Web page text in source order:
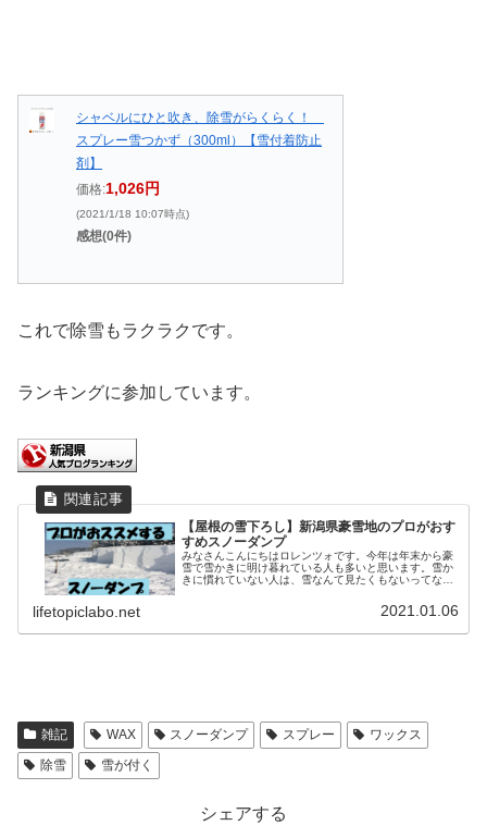
シャベルにひと吹き、除雪がらくらく！
スプレー雪つかず（300ml）【雪付着防止
剤】
価格:1,026円
(2021/1/18 10:07時点)
感想(0件)
これで除雪もラクラクです。
ランキングに参加しています。
【屋根の雪下ろし】新潟県豪雪地のプロがおす
すめスノーダンプ
みなさんこんにちはロレンツォです。今年は年末から豪
雪で雪かきに明け暮れている人も多いと思います。雪か
きに慣れていない人は、雪なんて見たくもないってなっ
らないので、少しでも雪かきが楽になるよう...
lifetopiclabo.net 2021.01.06
雑記 WAX スノーダンプ スプレー
ワックス
除雪
雪が付く
シェアする